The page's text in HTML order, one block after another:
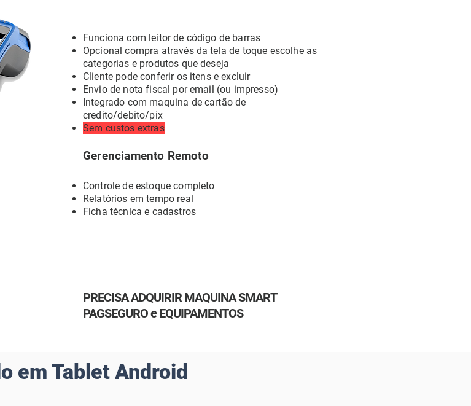
Funciona com leitor de código de barras
Opcional compra através da tela de toque escolhe as
categorias e produtos que deseja
Cliente pode conferir os itens e excluir
Envio de nota fiscal por email (ou impresso)
Integrado com maquina de cartão de
credito/debito/pix
Sem custos extras
Gerenciamento Remoto
Controle de estoque completo
Relatórios em tempo real
Ficha técnica e cadastros
PRECISA ADQUIRIR MAQUINA SMART
PAGSEGURO e EQUIPAMENTOS
em Tablet Android